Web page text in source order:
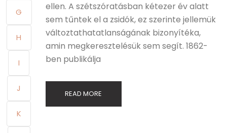
G
H
I
J
K
ellen. A szétszóratásban kétezer év alatt
sem tűntek el a zsidók, ez szerinte jellemük
változtathatatlanságának bizonyítéka,
amin megkeresztelésük sem segít. 1862-
ben publikálja
READ MORE